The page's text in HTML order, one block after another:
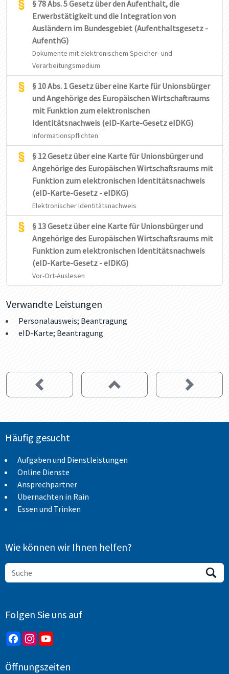
§ 78 Abs. 5 Gesetz über den Aufenthalt, die
Erwerbstätigkeit und die Integration von
Ausländern im Bundesgebiet (Aufenthaltsgesetz -
AufenthG)
Dokumente mit elektronischem Speicher- und
Verarbeitungsmedium
§ 10 Abs. 1 Gesetz über eine Karte für Unionsbürger
und Angehörige des Europäischen Wirtschaftraums
mit Funktion zum elektronischen
Identitätsnachweis (eID-Karte-Gesetz eIDKG)
Informationspflichten
§ 12 Gesetz über eine Karte für Unionsbürger und
Angehörige des Europäischen Wirtschaftsraums mit
Funktion zum elektronischen Identitätsnachweis
(eID-Karte-Gesetz - eIDKG)
Elektronischer Identitätsnachweis
§ 13 Gesetz über eine Karte für Unionsbürger und
Angehörige des Europäischen Wirtschaftsraums mit
Funktion zum elektronischen Identitätsnachweis
(eID-Karte-Gesetz - eIDKG)
Vor-Ort-Auslesen
Verwandte Leistungen
Personalausweis; Beantragung
eID-Karte; Beantragung
Häufig gesucht
Aufgaben und Dienstleistungen
Online Dienste
Ansprechpartner
Übernachten in Rain
Essen und Trinken
Wie können wir Ihnen helfen?
Folgen Sie uns auf
Öffnungszeiten